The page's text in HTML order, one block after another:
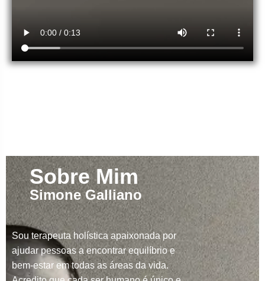
Sobre Mim
Simone Galliano
Sou terapeuta holística apaixonada por
ajudar pessoas a encontrar equilíbrio e
bem-estar em todas as áreas da vida.